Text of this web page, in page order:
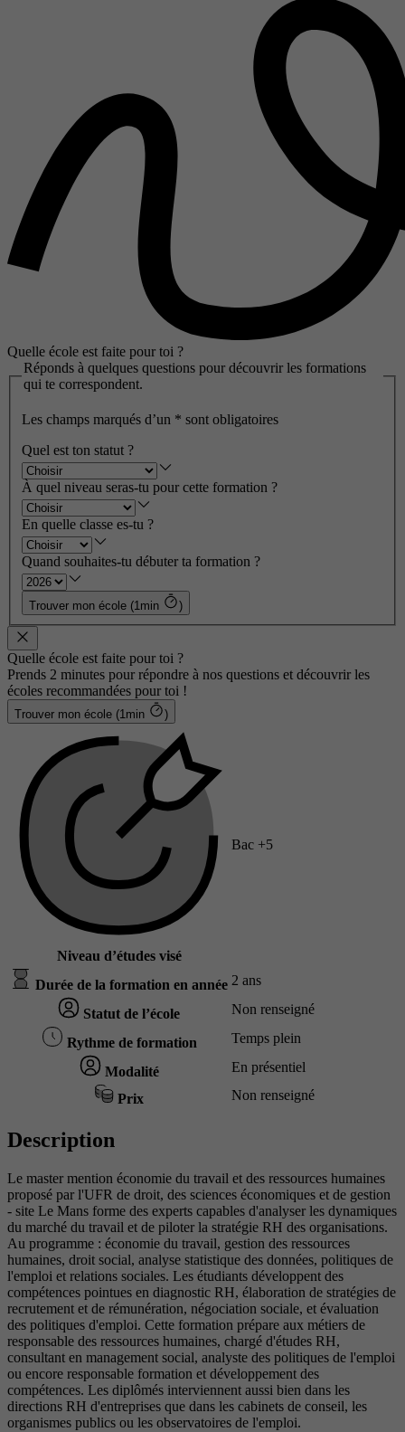
Quelle école est faite pour toi ?
Réponds à quelques questions pour découvrir les formations
qui te correspondent.
Les champs marqués d’un * sont obligatoires
Quel est ton statut ?
À quel niveau seras-tu pour cette formation ?
En quelle classe es-tu ?
Quand souhaites-tu débuter ta formation ?
Trouver mon école (1min )
Quelle école est faite pour toi ?
Prends 2 minutes pour répondre à nos questions et découvrir les
écoles recommandées pour toi !
Trouver mon école (1min )
Niveau d’études visé
Bac +5
Durée de la formation en année 2 ans
Statut de l’école Non renseigné
Rythme de formation Temps plein
Modalité En présentiel
Prix Non renseigné
Description
Le master mention économie du travail et des ressources humaines
proposé par l'UFR de droit, des sciences économiques et de gestion
- site Le Mans forme des experts capables d'analyser les dynamiques
du marché du travail et de piloter la stratégie RH des organisations.
Au programme : économie du travail, gestion des ressources
humaines, droit social, analyse statistique des données, politiques de
l'emploi et relations sociales. Les étudiants développent des
compétences pointues en diagnostic RH, élaboration de stratégies de
recrutement et de rémunération, négociation sociale, et évaluation
des politiques d'emploi. Cette formation prépare aux métiers de
responsable des ressources humaines, chargé d'études RH,
consultant en management social, analyste des politiques de l'emploi
ou encore responsable formation et développement des
compétences. Les diplômés interviennent aussi bien dans les
directions RH d'entreprises que dans les cabinets de conseil, les
organismes publics ou les observatoires de l'emploi.